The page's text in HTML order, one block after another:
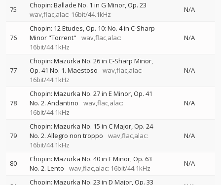
75
Chopin: Ballade No. 1 in G Minor, Op. 23
wav,flac,alac: 16bit/44.1kHz
N/A
76
Chopin: 12 Etudes, Op. 10: No. 4 in C-Sharp
Minor "Torrent"
wav,flac,alac:
16bit/44.1kHz
N/A
77
Chopin: Mazurka No. 26 in C-Sharp Minor,
Op. 41 No. 1. Maestoso
wav,flac,alac:
16bit/44.1kHz
N/A
78
Chopin: Mazurka No. 27 in E Minor, Op. 41
No. 2. Andantino
wav,flac,alac:
16bit/44.1kHz
N/A
79
Chopin: Mazurka No. 15 in C Major, Op. 24
No. 2. Allegro non troppo
wav,flac,alac:
16bit/44.1kHz
N/A
80
Chopin: Mazurka No. 40 in F Minor, Op. 63
No. 2. Lento
wav,flac,alac: 16bit/44.1kHz
N/A
Chopin: Mazurka No. 23 in D Major, Op. 33